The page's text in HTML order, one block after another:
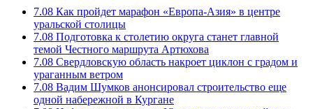
7.08 Как пройдет марафон «Европа-Азия» в центре
уральской столицы
7.08 Подготовка к столетию округа станет главной
темой Честного маршрута Артюхова
7.08 Свердловскую область накроет циклон с градом и
ураганным ветром
7.08 Вадим Шумков анонсировал строительство еще
одной набережной в Кургане